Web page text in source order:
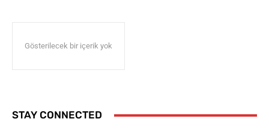
Gösterilecek bir içerik yok
STAY CONNECTED